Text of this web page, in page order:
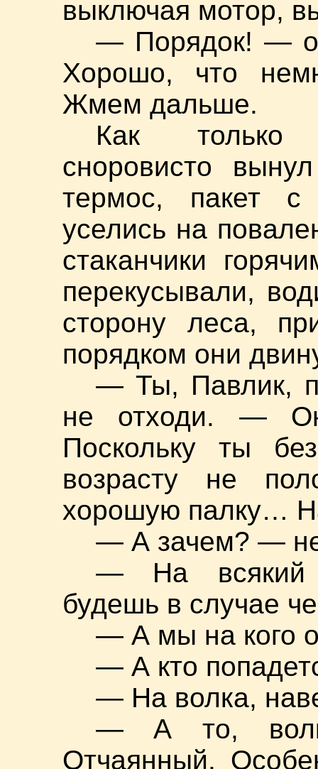
выключая мотор,
— Порядок! —
Хорошо, что
Жмем дальше.
Как только
сноровисто
термос, пакет
уселись на
стаканчики
перекусывали,
сторону леса,
порядком они
— Ты, Павлик,
не отходи. —
Поскольку ты
возрасту не
хорошую палку…
— А зачем? — не
— На всякий
будешь в случае
— А мы на кого
— А кто
— На волка,
— А то,
Отчаянный.